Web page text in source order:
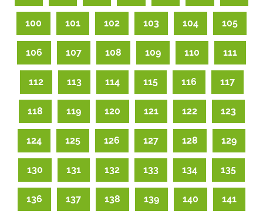
100 101 102 103 104 105
106 107 108 109 110 111
112 113 114 115 116 117
118 119 120 121 122 123
124 125 126 127 128 129
130 131 132 133 134 135
136 137 138 139 140 141